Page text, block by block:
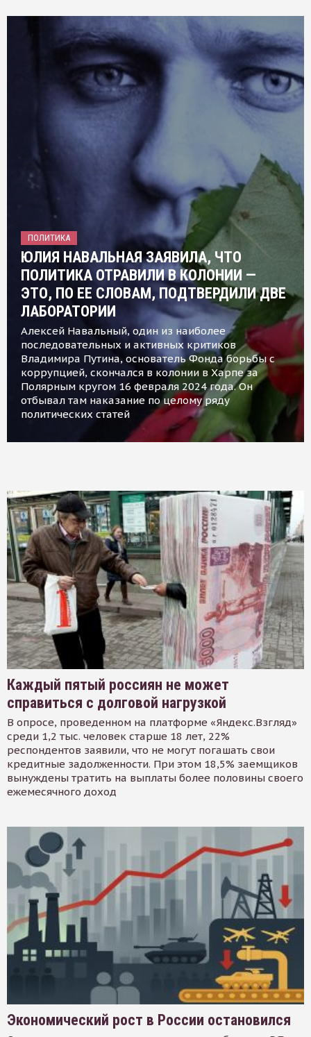
ПОЛИТИКА
ЮЛИЯ НАВАЛЬНАЯ ЗАЯВИЛА, ЧТО
ПОЛИТИКА ОТРАВИЛИ В КОЛОНИИ —
ЭТО, ПО ЕЕ СЛОВАМ, ПОДТВЕРДИЛИ ДВЕ
ЛАБОРАТОРИИ
Алексей Навальный, один из наиболее
последовательных и активных критиков
Владимира Путина, основатель Фонда борьбы с
коррупцией, скончался в колонии в Харпе за
Полярным кругом 16 февраля 2024 года. Он
отбывал там наказание по целому ряду
политических статей
Каждый пятый россиян не может
справиться с долговой нагрузкой
В опросе, проведенном на платформе «Яндекс.Взгляд»
среди 1,2 тыс. человек старше 18 лет, 22%
респондентов заявили, что не могут погашать свои
кредитные задолженности. При этом 18,5% заемщиков
вынуждены тратить на выплаты более половины своего
ежемесячного доход
Экономический рост в России остановился